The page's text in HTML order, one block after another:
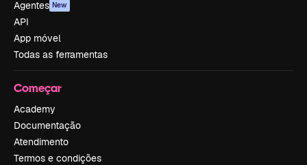
Agentes New
API
App móvel
Todas as ferramentas
Começar
Academy
Documentação
Atendimento
Termos e condições